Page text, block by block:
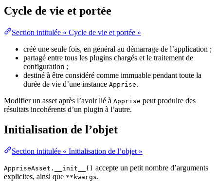
Cycle de vie et portée
Section intitulée « Cycle de vie et portée »
créé une seule fois, en général au démarrage de l’application ;
partagé entre tous les plugins chargés et le traitement de
configuration ;
destiné à être considéré comme immuable pendant toute la
durée de vie d’une instance Apprise.
Modifier un asset après l’avoir lié à Apprise peut produire des
résultats incohérents d’un plugin à l’autre.
Initialisation de l’objet
Section intitulée « Initialisation de l’objet »
AppriseAsset.__init__() accepte un petit nombre d’arguments
explicites, ainsi que **kwargs.